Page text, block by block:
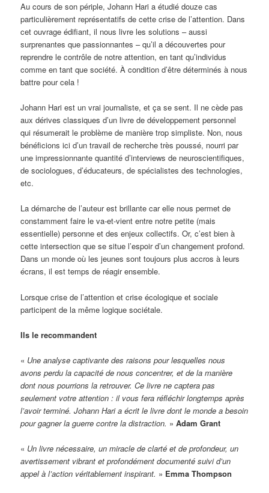
Au cours de son périple, Johann Hari a étudié douze cas
particulièrement représentatifs de cette crise de l’attention. Dans
cet ouvrage édifiant, il nous livre les solutions – aussi
surprenantes que passionnantes – qu’il a découvertes pour
reprendre le contrôle de notre attention, en tant qu’individus
comme en tant que société. À condition d’être déterminés à nous
battre pour cela !
Johann Hari est un vrai journaliste, et ça se sent. Il ne cède pas
aux dérives classiques d’un livre de développement personnel
qui résumerait le problème de manière trop simpliste. Non, nous
bénéficions ici d’un travail de recherche très poussé, nourri par
une impressionnante quantité d’interviews de neuroscientifiques,
de sociologues, d’éducateurs, de spécialistes des technologies,
etc.
La démarche de l’auteur est brillante car elle nous permet de
constamment faire le va-et-vient entre notre petite (mais
essentielle) personne et des enjeux collectifs. Or, c’est bien à
cette intersection que se situe l’espoir d’un changement profond.
Dans un monde où les jeunes sont toujours plus accros à leurs
écrans, il est temps de réagir ensemble.
Lorsque crise de l’attention et crise écologique et sociale
participent de la même logique sociétale.
Ils le recommandent
« Une analyse captivante des raisons pour lesquelles nous
avons perdu la capacité de nous concentrer, et de la manière
dont nous pourrions la retrouver. Ce livre ne captera pas
seulement votre attention : il vous fera réfléchir longtemps après
l’avoir terminé. Johann Hari a écrit le livre dont le monde a besoin
pour gagner la guerre contre la distraction. »Adam Grant
« Un livre nécessaire, un miracle de clarté et de profondeur, un
avertissement vibrant et profondément documenté suivi d’un
appel à l’action véritablement inspirant. » Emma Thompson